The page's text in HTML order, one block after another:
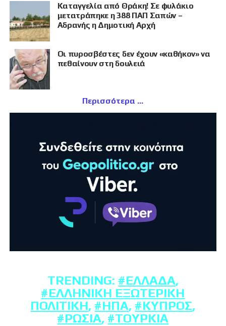
Καταγγελία από Θράκη! Σε φυλάκιο
μετατράπηκε η 388 ΠΑΠ Σαπών –
Αδρανής η Δημοτική Αρχή
Οι πυροσβέστες δεν έχουν «καθήκον» να
πεθαίνουν στη δουλειά
Περισσότερα
TRENDING: #ΕΛΛΆΔΑ,
#ΕΛΛΗΝΙΚΉ ΕΞΩΤΕΡΙΚΉ
ΠΟΛΙΤΙΚΉ, #ΗΠΑ, #ΚΎΠΡΟΣ,
#ΡΩΣΊΑ, #ΤΟΥΡΚΊΑ